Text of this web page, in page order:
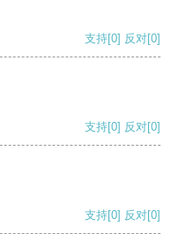
支持[0] 反对[0]
支持[0] 反对[0]
支持[0] 反对[0]